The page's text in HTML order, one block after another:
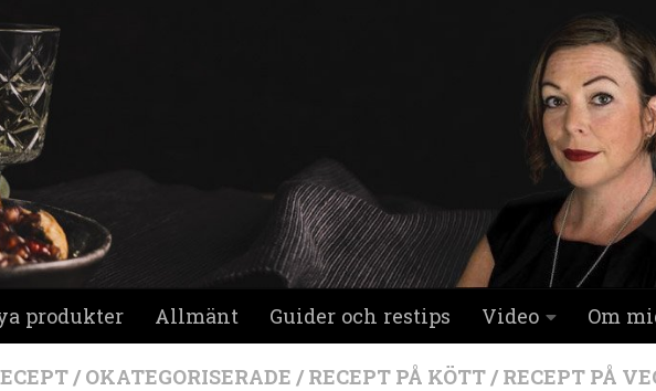
produkter Allmänt Guider och restips Video Om
/ OKATEGORISERADE / RECEPT PÅ KÖTT / RECEPT PÅ